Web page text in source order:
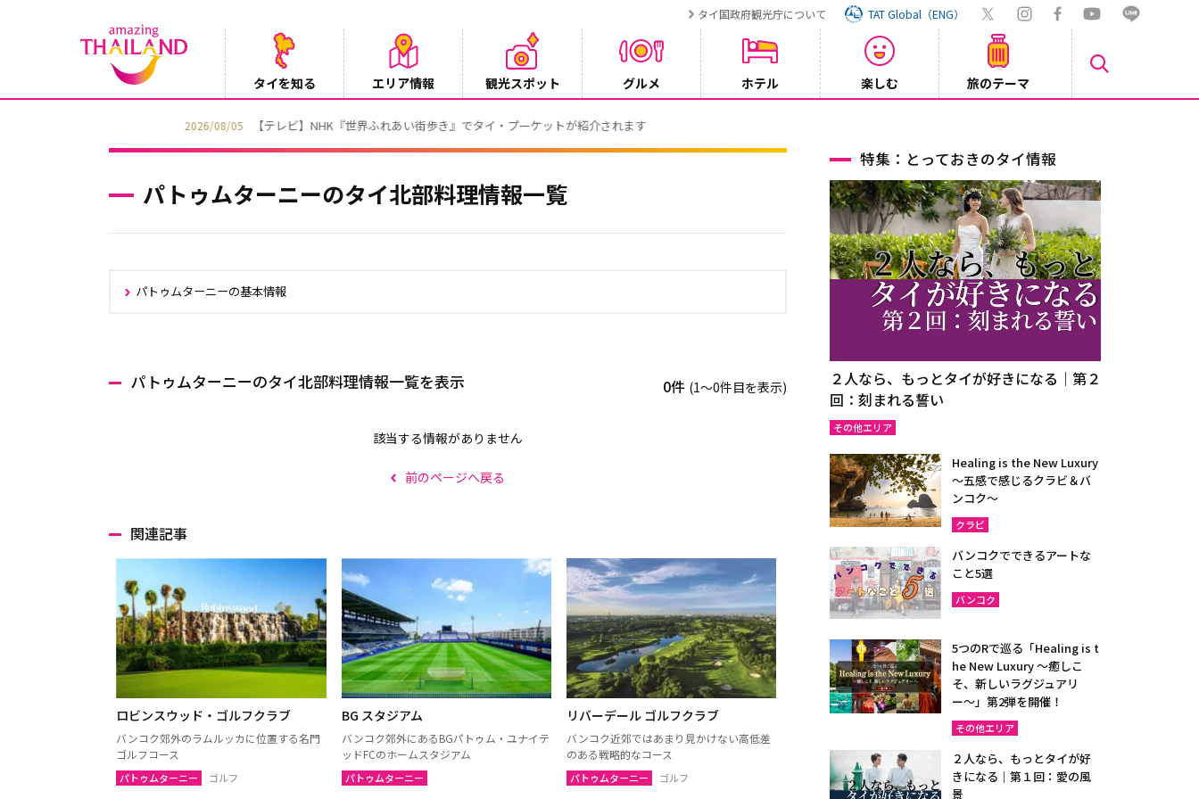
タイ国政府観光庁について TAT Global（ENG）
タイを知る エリア情報 観光スポット グルメ ホテル 楽しむ 旅のテーマ
【テレビ】NHK『世界ふれあい街歩き』でタイ・プーケットが紹介されます
パトゥムターニーのタイ北部料理情報一覧
パトゥムターニーの基本情報
パトゥムターニーのタイ北部料理情報一覧を表示 0件 (1〜0件目を表示)
該当する情報がありません
前のページへ戻る
関連記事
ロビンスウッド・ゴルフクラブ
バンコク郊外のラムルッカに位置する名門
ゴルフコース
パトゥムターニー ゴルフ
BG スタジアム
バンコク郊外にあるBGパトゥム・ユナイテ
ッドFCのホームスタジアム
パトゥムターニー
リバーデール ゴルフクラブ
バンコク近郊ではあまり見かけない高低差
のある戦略的なコース
パトゥムターニー ゴルフ
特集：とっておきのタイ情報
２人なら、もっとタイが好きになる｜第２
回：刻まれる誓い
その他エリア
Healing is the New Luxury
～五感で感じるクラビ＆バ
ンコク～
クラビ
バンコクでできるアートな
こと5選
バンコク
5つのRで巡る「Healing is t
he New Luxury ～癒しこ
そ、新しいラグジュアリ
ー〜」第2弾を開催！
その他エリア
２人なら、もっとタイが好
きになる｜第１回：愛の風
景